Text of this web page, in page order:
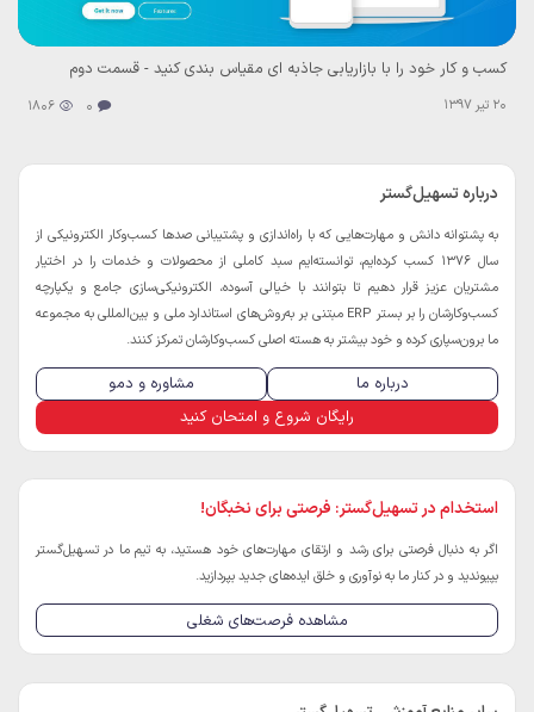
کسب و کار خود را با بازاریابی جاذبه ای مقیاس بندی کنید - قسمت دوم
20 تیر 1397 0
1806
درباره تسهیل‌گستر
به پشتوانه دانش و مهارت‌هایی که با راه‌اندازی و پشتیبانی صدها کسب‌و‌کار الکترونیکی از
سال 1376 کسب کرده‌ایم، توانسته‌ایم سبد کاملی از محصولات و خدمات را در اختیار
مشتریان عزیز قرار دهیم تا بتوانند با خیالی آسوده، الکترونیکی‌سازی جامع و یکپارچه
کسب‌و‌کارشان را بر بستر ERP مبتنی بر به‌روش‌های استاندارد ملی و بین‌المللی به مجموعه
ما برون‌سپاری کرده و خود بیشتر به هسته اصلی کسب‌و‌کارشان تمرکز کنند.
درباره ما
مشاوره و دمو
رایگان شروع و امتحان کنید
استخدام در تسهیل‌گستر: فرصتی برای نخبگان!
اگر به دنبال فرصتی برای رشد و ارتقای مهارت‌های خود هستید، به تیم ما در تسهیل‌گستر
بپیوندید و در کنار ما به نوآوری و خلق ایده‌های جدید بپردازید.
مشاهده فرصت‌های شغلی